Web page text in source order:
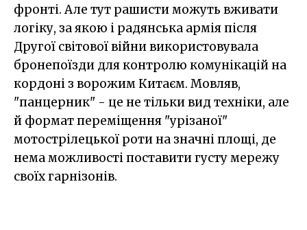
фронті. Але тут рашисти можуть вживати
логіку, за якою і радянська армія після
Другої світової війни використовувала
бронепоїзди для контролю комунікацій на
кордоні з ворожим Китаєм. Мовляв,
"панцерник" - це не тільки вид техніки, але
й формат переміщення "урізаної"
мотострілецької роти на значні площі, де
нема можливості поставити густу мережу
своїх гарнізонів.